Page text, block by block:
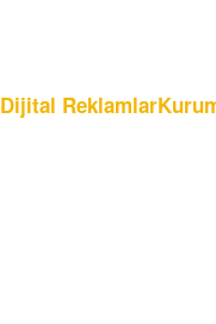
Dijital Reklamlar